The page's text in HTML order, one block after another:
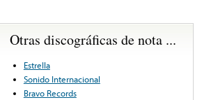
Otras discográficas de nota ...
Estrella
Sonido Internacional
Bravo Records